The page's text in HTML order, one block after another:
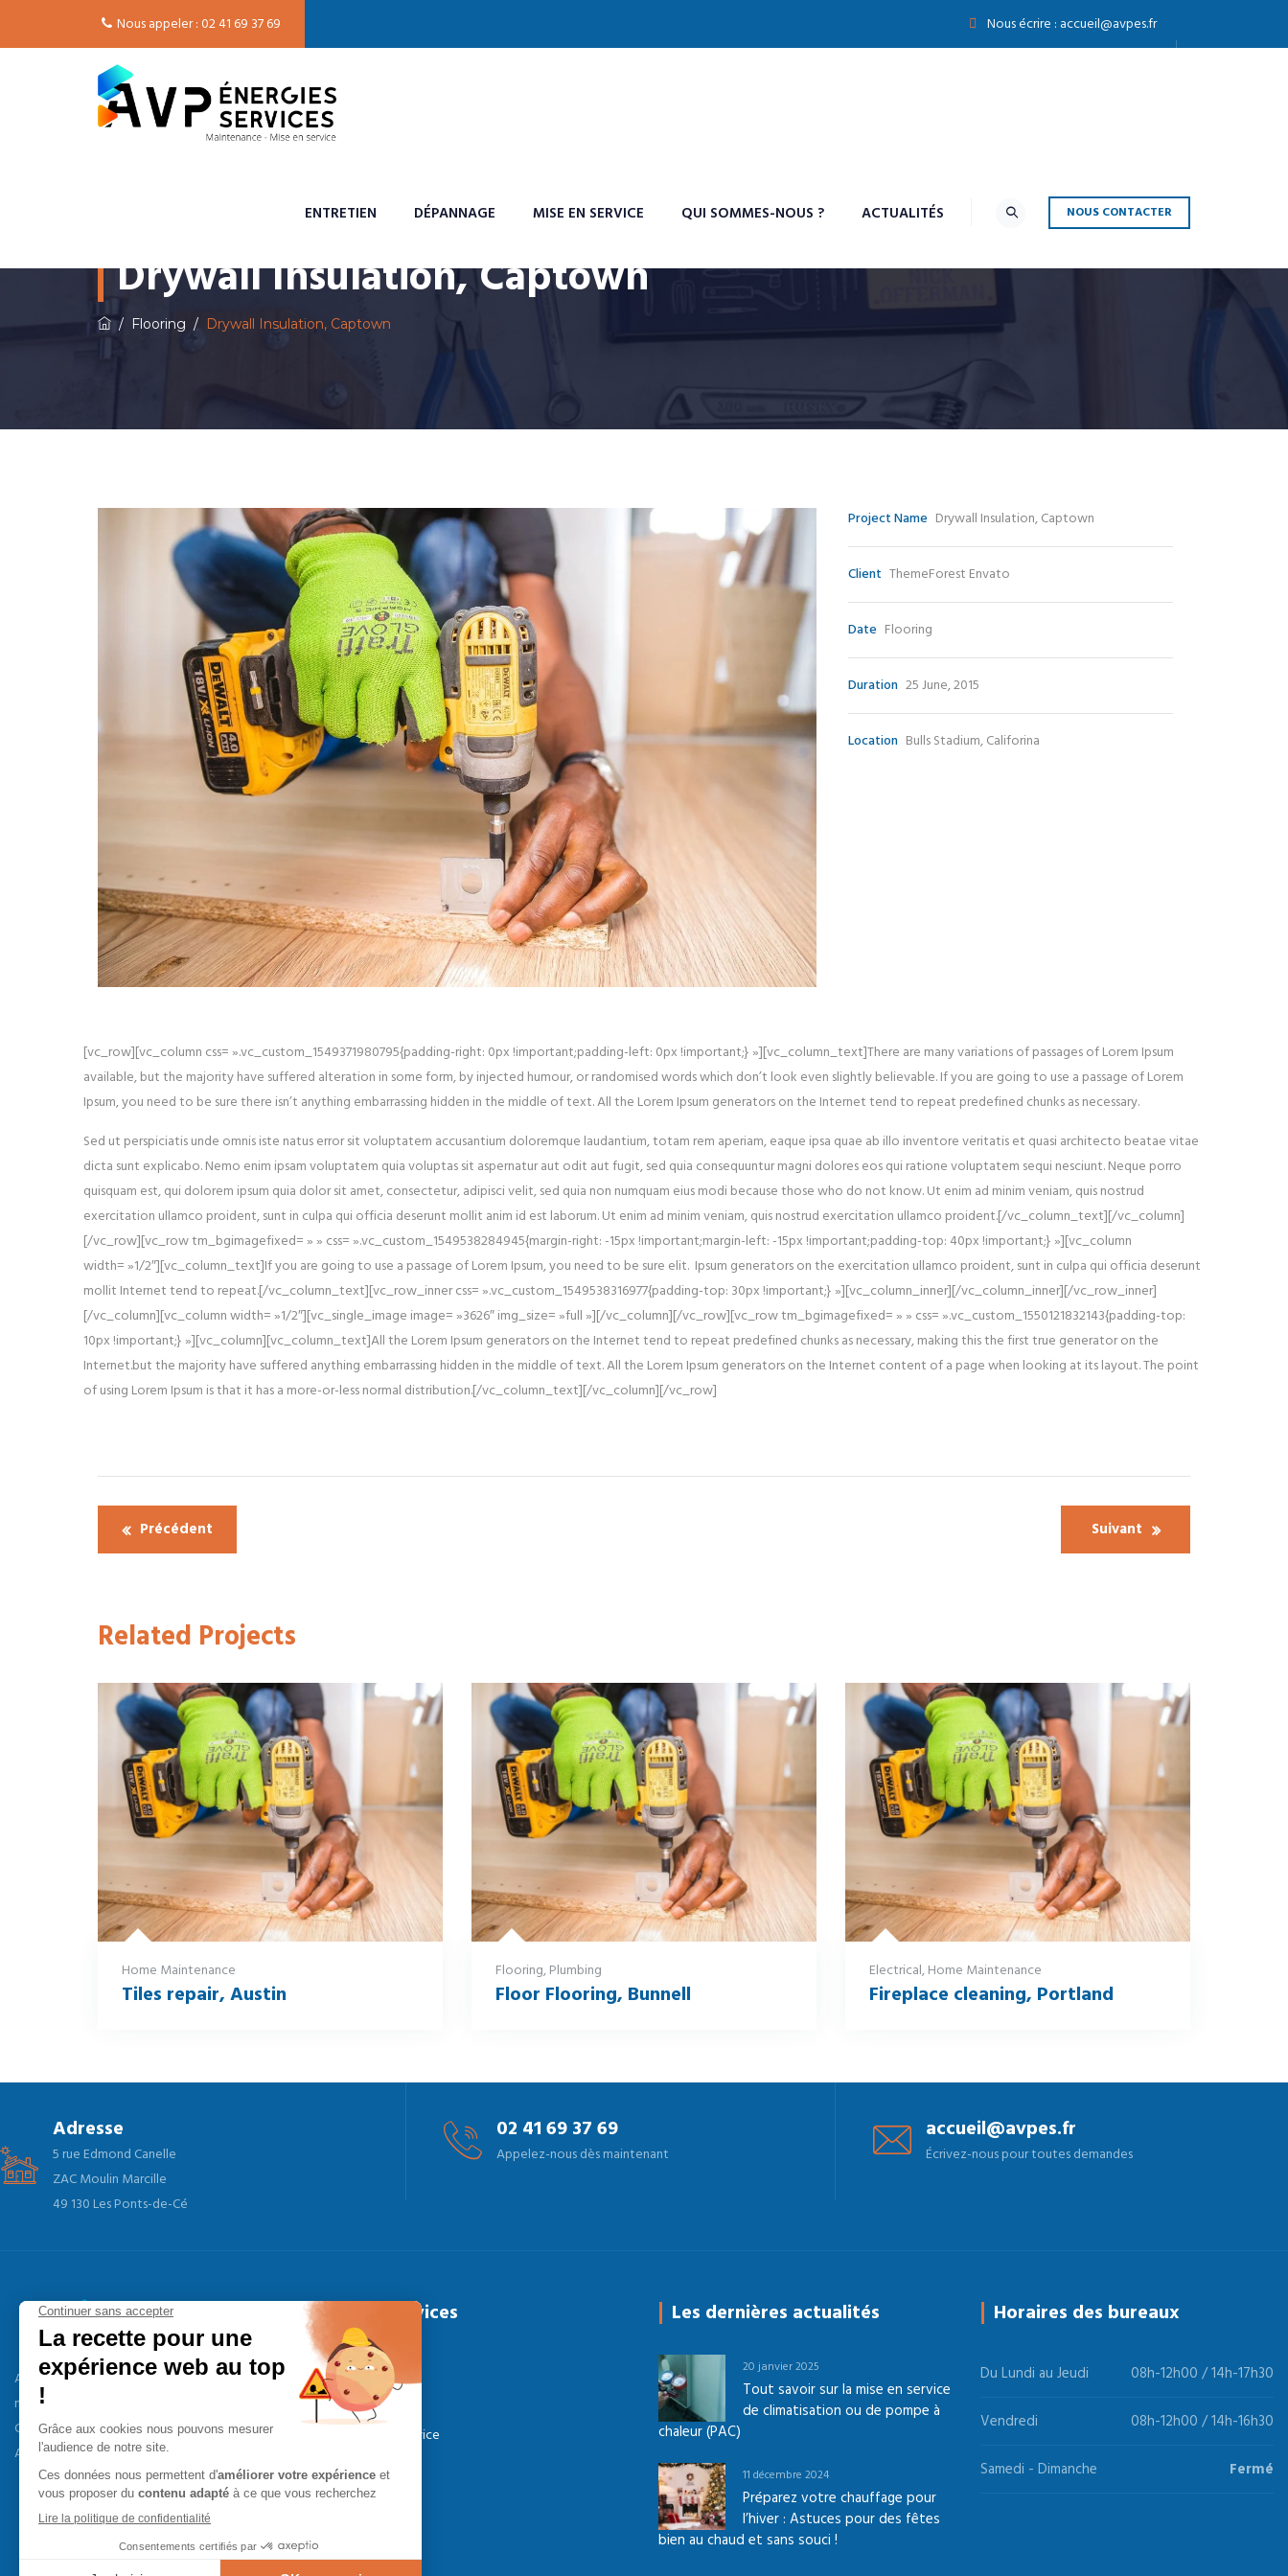
Nous appeler : 02 41 69 37 69 Nous écrire : accueil@avpes.fr
NOUS CONTACTER
ENTRETIEN DÉPANNAGE MISE EN SERVICE QUI SOMMES-NOUS ? ACTUALITÉS
Drywall Insulation, Captown
/ Flooring / Drywall Insulation, Captown
Project Name Drywall Insulation, Captown
Client ThemeForest Envato
Date Flooring
Duration 25 June, 2015
Location Bulls Stadium, Califorina
[vc_row][vc_column css= ».vc_custom_1549371980795{padding-right: 0px !important;padding-left: 0px !important;} »][vc_column_text]There are many variations of passages of Lorem Ipsum
available, but the majority have suffered alteration in some form, by injected humour, or randomised words which don’t look even slightly believable. If you are going to use a passage of Lorem
Ipsum, you need to be sure there isn’t anything embarrassing hidden in the middle of text. All the Lorem Ipsum generators on the Internet tend to repeat predefined chunks as necessary.
Sed ut perspiciatis unde omnis iste natus error sit voluptatem accusantium doloremque laudantium, totam rem aperiam, eaque ipsa quae ab illo inventore veritatis et quasi architecto beatae vitae
dicta sunt explicabo. Nemo enim ipsam voluptatem quia voluptas sit aspernatur aut odit aut fugit, sed quia consequuntur magni dolores eos qui ratione voluptatem sequi nesciunt. Neque porro
quisquam est, qui dolorem ipsum quia dolor sit amet, consectetur, adipisci velit, sed quia non numquam eius modi because those who do not know. Ut enim ad minim veniam, quis nostrud
exercitation ullamco proident, sunt in culpa qui officia deserunt mollit anim id est laborum. Ut enim ad minim veniam, quis nostrud exercitation ullamco proident.[/vc_column_text][/vc_column]
[/vc_row][vc_row tm_bgimagefixed= » » css= ».vc_custom_1549538284945{margin-right: -15px !important;margin-left: -15px !important;padding-top: 40px !important;} »][vc_column
width= »1/2″][vc_column_text]If you are going to use a passage of Lorem Ipsum, you need to be sure elit. Ipsum generators on the exercitation ullamco proident, sunt in culpa qui officia deserunt
mollit Internet tend to repeat.[/vc_column_text][vc_row_inner css= ».vc_custom_1549538316977{padding-top: 30px !important;} »][vc_column_inner][/vc_column_inner][/vc_row_inner]
[/vc_column][vc_column width= »1/2″][vc_single_image image= »3626″ img_size= »full »][/vc_column][/vc_row][vc_row tm_bgimagefixed= » » css= ».vc_custom_1550121832143{padding-top:
10px !important;} »][vc_column][vc_column_text]All the Lorem Ipsum generators on the Internet tend to repeat predefined chunks as necessary, making this the first true generator on the
Internet.but the majority have suffered anything embarrassing hidden in the middle of text. All the Lorem Ipsum generators on the Internet content of a page when looking at its layout. The point
of using Lorem Ipsum is that it has a more-or-less normal distribution.[/vc_column_text][/vc_column][/vc_row]
Navigation
de
Précédent Suivant
Related Projects
Home Maintenance
Tiles repair, Austin
Flooring, Plumbing
Floor Flooring, Bunnell
Electrical, Home Maintenance
Fireplace cleaning, Portland
Adresse
5 rue Edmond Canelle
ZAC Moulin Marcille
49 130 Les Ponts-de-Cé
02 41 69 37 69
Appelez-nous dès maintenant
accueil@avpes.fr
Écrivez-nous pour toutes demandes
AVP Énergies Services, votre spécialiste
maintenance, dépannage et mise en service en
Climatisation, Ventilation et Chauffage sur
Angers (49).
Nos services
Entretien
Dépannage
Mise en service
Les dernières actualités
20 janvier 2025
Tout savoir sur la mise en service
de climatisation ou de pompe à
chaleur (PAC)
11 décembre 2024
Préparez votre chauffage pour
l’hiver : Astuces pour des fêtes
bien au chaud et sans souci !
Horaires des bureaux
Du Lundi au Jeudi 08h-12h00 / 14h-17h30
Vendredi 08h-12h00 / 14h-16h30
Samedi - Dimanche Fermé